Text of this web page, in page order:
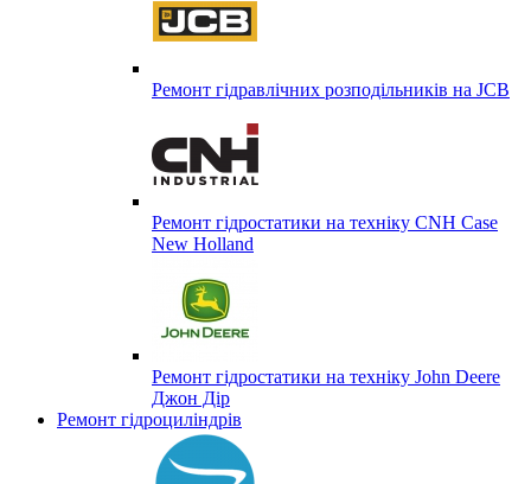
Ремонт гідравлічних розподільників на JCB
Ремонт гідростатики на техніку CNH Case
New Holland
Ремонт гідростатики на техніку John Deere
Джон Дір
Ремонт гідроциліндрів